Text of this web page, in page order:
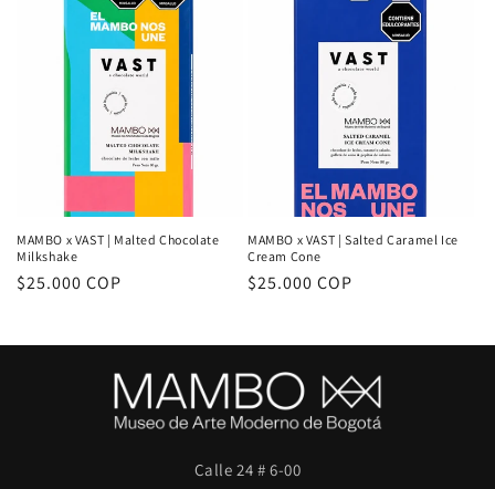
MAMBO x VAST | Malted Chocolate
Milkshake
Precio
$25.000 COP
MAMBO x VAST | Salted Caramel Ice
Cream Cone
Precio
$25.000 COP
Calle 24 # 6-00